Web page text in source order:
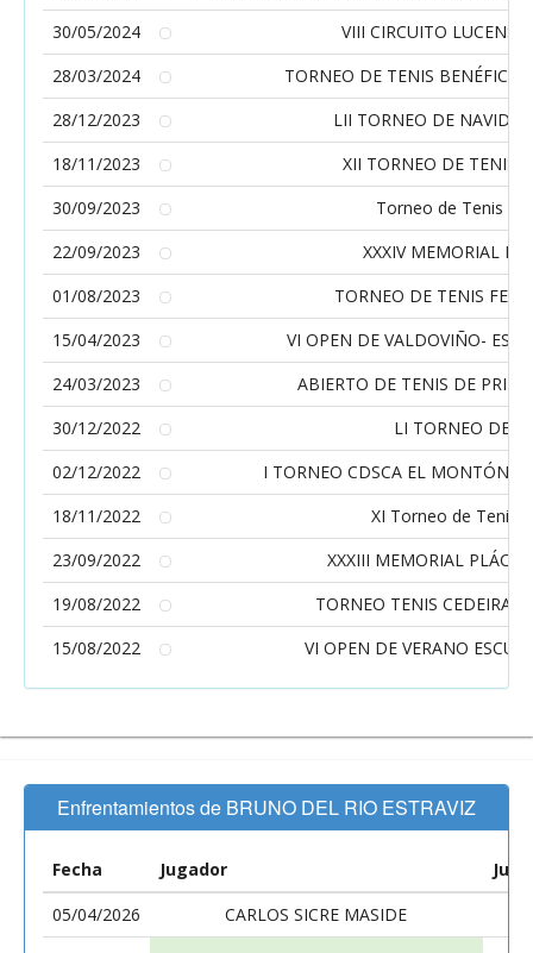
30/05/2024
VIII CIRCUITO
28/03/2024
TORNEO DE TENIS BENÉFICO
28/12/2023
LII TORNEO DE
18/11/2023
XII TORNEO DE TENIS
30/09/2023
Torneo de Tenis
22/09/2023
XXXIV MEMORIAL
01/08/2023
TORNEO DE TENIS
15/04/2023
VI OPEN DE VALDOVIÑO-
24/03/2023
ABIERTO DE TENIS DE
30/12/2022
LI TORNEO DE
02/12/2022
I TORNEO CDSCA EL MONTÓN-
18/11/2022
XI Torneo de Tenis
23/09/2022
XXXIII MEMORIAL
19/08/2022
TORNEO TENIS CEDEIRA
15/08/2022
VI OPEN DE VERANO
Enfrentamientos de BRUNO DEL RIO ESTRAVIZ
Fecha Jugador
05/04/2026
CARLOS SICRE MASIDE